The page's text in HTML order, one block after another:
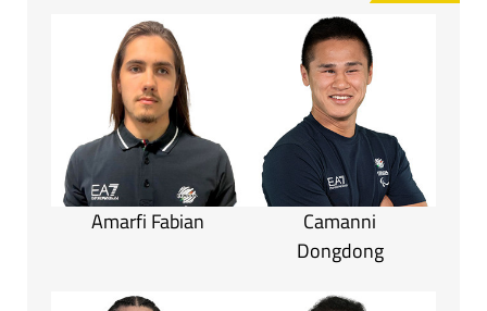
Amarfi Fabian
Camanni
Dongdong